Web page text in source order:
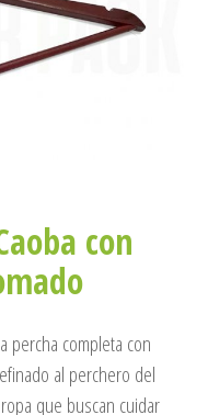
con
percha completa con
al perchero del
que buscan cuidar